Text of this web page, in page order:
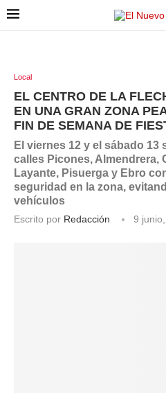
Local
EL CENTRO DE LA
EN UNA GRAN ZONA
FIN DE SEMANA DE
El viernes 12 y el sábado 13
calles Picones, Almendrera,
Layante, Pisuerga y Ebro
seguridad en la zona,
vehículos
Escrito por Redacción 9